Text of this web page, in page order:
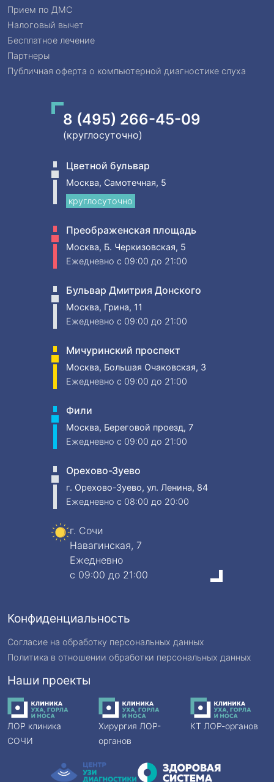
Прием по ДМС
Налоговый вычет
Бесплатное лечение
Партнеры
Публичная оферта о компьютерной диагностике слуха
8 (495) 266-45-09
(круглосуточно)
Цветной бульвар
Москва, Самотечная, 5
круглосуточно
Преображенская площадь
Москва, Б. Черкизовская, 5
Ежедневно c 09:00 до 21:00
Бульвар Дмитрия Донского
Москва, Грина, 11
Ежедневно c 09:00 до 21:00
Мичуринский проспект
Москва, Большая Очаковская, 3
Ежедневно c 09:00 до 21:00
Фили
Москва, Береговой проезд, 7
Ежедневно c 09:00 до 21:00
Орехово-Зуево
г. Орехово-Зуево, ул. Ленина, 84
Ежедневно c 08:00 до 20:00
г. Сочи
Навагинская, 7
Ежедневно
c 09:00 до 21:00
Конфиденциальность
Согласие на обработку персональных данных
Политика в отношении обработки персональных данных
Наши проекты
ЛОР клиника
СОЧИ
Хирургия ЛОР-
органов
КТ ЛОР-органов